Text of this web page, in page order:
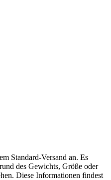
Standard-Versand an. Es
des Gewichts, Größe oder
Diese Informationen findest